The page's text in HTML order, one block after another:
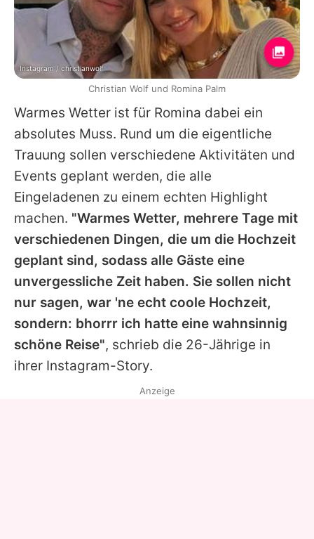
Warmes Wetter ist für Romina dabei ein
absolutes Muss. Rund um die eigentliche
Trauung sollen verschiedene Aktivitäten und
Events geplant werden, die alle
Eingeladenen zu einem echten Highlight
machen. "Warmes Wetter, mehrere Tage mit
verschiedenen Dingen, die um die Hochzeit
geplant sind, sodass alle Gäste eine
unvergessliche Zeit haben. Sie sollen nicht
nur sagen, war 'ne echt coole Hochzeit,
sondern: bhorrr ich hatte eine wahnsinnig
schöne Reise", schrieb die 26-Jährige in
ihrer Instagram-Story.
Instagram / christianwolf
Christian Wolf und Romina Palm
Anzeige